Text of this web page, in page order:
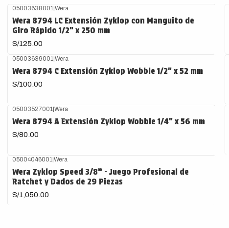
05003638001 |Wera
Wera 8794 LC Extensión Zyklop con Manguito de
Giro Rápido 1/2" x 250 mm
S/125.00
05003639001 |Wera
Wera 8794 C Extensión Zyklop Wobble 1/2" x 52 mm
S/100.00
05003527001 |Wera
Wera 8794 A Extensión Zyklop Wobble 1/4" x 56 mm
S/80.00
05004046001 |Wera
Wera Zyklop Speed 3/8” - Juego Profesional de
Ratchet y Dados de 29 Piezas
S/1,050.00